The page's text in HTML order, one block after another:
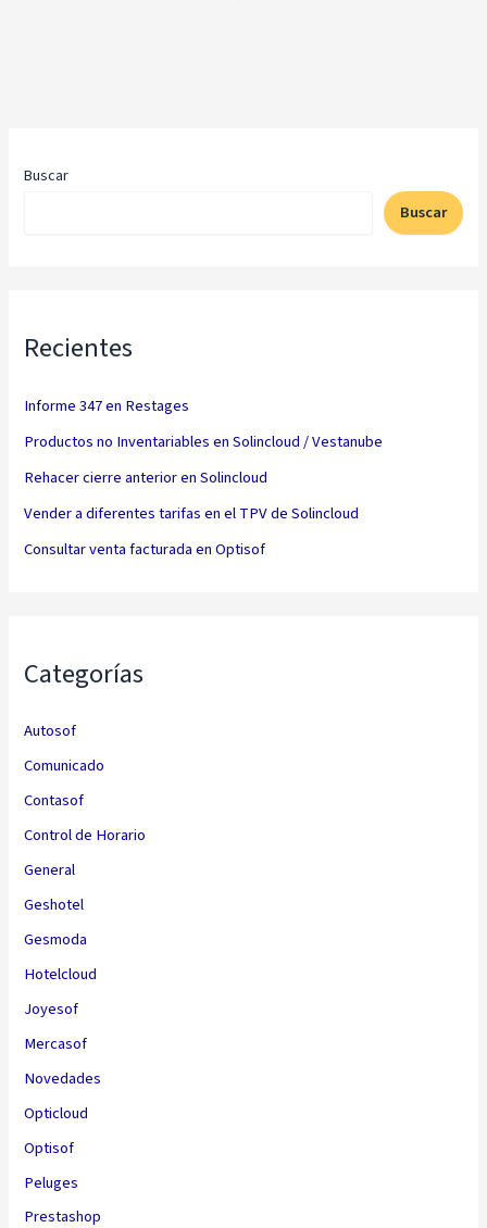
Buscar
Buscar
Recientes
Informe 347 en Restages
Productos no Inventariables en Solincloud / Vestanube
Rehacer cierre anterior en Solincloud
Vender a diferentes tarifas en el TPV de Solincloud
Consultar venta facturada en Optisof
Categorías
Autosof
Comunicado
Contasof
Control de Horario
General
Geshotel
Gesmoda
Hotelcloud
Joyesof
Mercasof
Novedades
Opticloud
Optisof
Peluges
Prestashop